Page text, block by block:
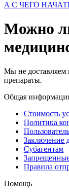
А С ЧЕГО
Можно
Мы не доставляем
препараты.
Общая
Стоимость
Политика
Заключение
Субагентам
Правила
Помощь